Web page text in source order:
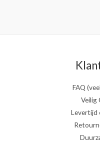
FAQ
Veilig
Levertijd